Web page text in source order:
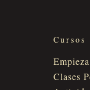
Clases